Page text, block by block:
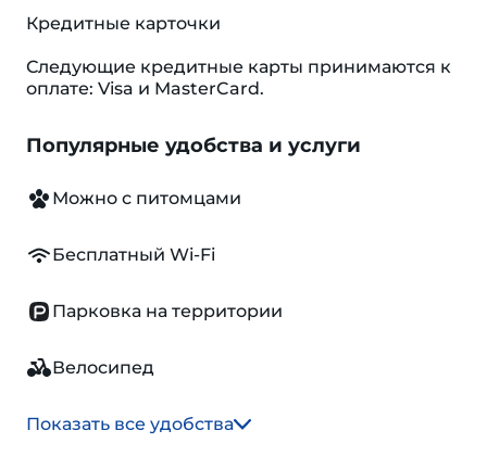
Кредитные карточки
Следующие кредитные карты принимаются к
оплате: Visa и MasterCard.
Популярные удобства и услуги
Можно с питомцами
Бесплатный Wi-Fi
Парковка на территории
Велосипед
Показать все удобства